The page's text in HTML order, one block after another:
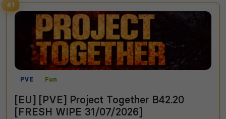
#1
PVE Fun
[EU] [PVE] Project Together B42.20
[FRESH WIPE 31/07/2026]